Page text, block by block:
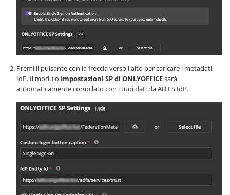
Premi il pulsante con la freccia verso l'alto per caricare i metadati
IdP. Il modulo Impostazioni SP di ONLYOFFICEsarà
automaticamente compilato con i tuoi dati da AD FS IdP.